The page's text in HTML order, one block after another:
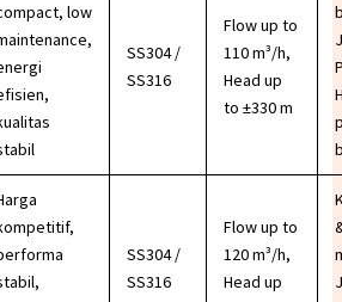
low
SS304 /
SS316
Flow up to
110 m³/h,
Head up
to ±330 m
SS304 /
SS316
Flow up to
120 m³/h,
Head up